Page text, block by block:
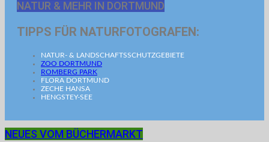
NATUR & MEHR IN DORTMUND
TIPPS FÜR NATURFOTOGRAFEN:
NATUR- & LANDSCHAFTSSCHUTZGEBIETE
ZOO DORTMUND
ROMBERG PARK
FLORA DORTMUND
ZECHE HANSA
HENGSTEY-SEE
NEUES VOM BÜCHERMARKT